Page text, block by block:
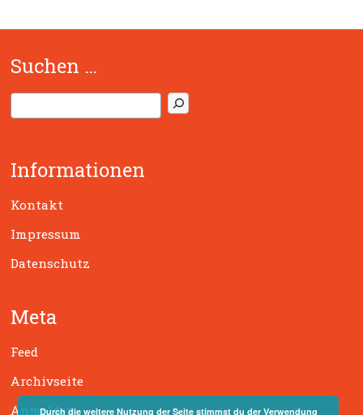
Suchen …
u
e
n
Informationen
Kontakt
Impressum
Datenschutz
Meta
Feed
Archivseite
Anmelden
Durch die weitere Nutzung der Seite stimmst du der Verwendung